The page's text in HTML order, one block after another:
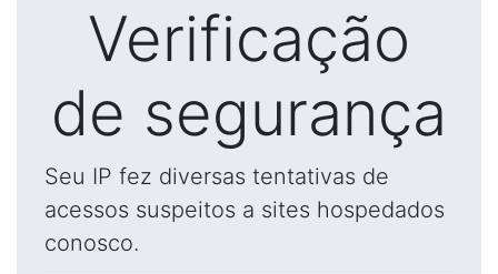
Verificação
de segurança
Seu IP fez diversas tentativas de
acessos suspeitos a sites hospedados
conosco.